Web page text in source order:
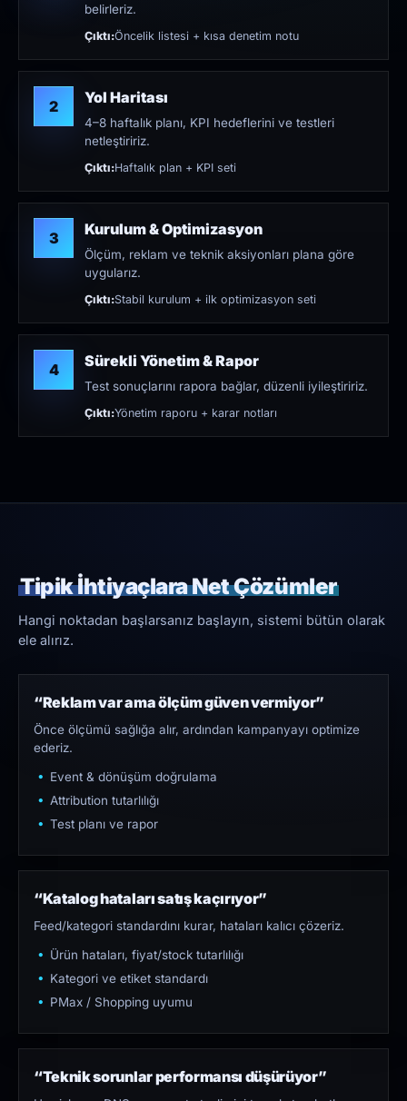
belirleriz.
Çıktı:Öncelik listesi + kısa denetim notu
2 Yol Haritası
4–8 haftalık planı, KPI hedeflerini ve testleri
netleştiririz.
Çıktı:Haftalık plan + KPI seti
3 Kurulum & Optimizasyon
Ölçüm, reklam ve teknik aksiyonları plana göre
uygularız.
Çıktı:Stabil kurulum + ilk optimizasyon seti
4 Sürekli Yönetim & Rapor
Test sonuçlarını rapora bağlar, düzenli iyileştiririz.
Çıktı:Yönetim raporu + karar notları
Tipik İhtiyaçlara Net Çözümler
Hangi noktadan başlarsanız başlayın, sistemi bütün olarak
ele alırız.
“Reklam var ama ölçüm güven vermiyor”
Önce ölçümü sağlığa alır, ardından kampanyayı optimize
ederiz.
Event & dönüşüm doğrulama
Attribution tutarlılığı
Test planı ve rapor
“Katalog hataları satış kaçırıyor”
Feed/kategori standardını kurar, hataları kalıcı çözeriz.
Ürün hataları, fiyat/stock tutarlılığı
Kategori ve etiket standardı
PMax / Shopping uyumu
“Teknik sorunlar performansı düşürüyor”